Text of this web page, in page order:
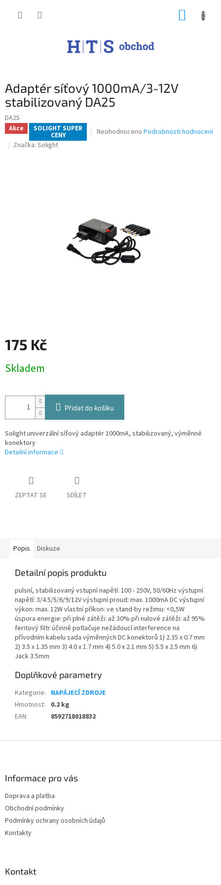
Adaptér síťový 1000mA/3-12V
stabilizovaný DA25
DA25
Akce SOLIGHT SUPER
CENY
Průměrné
Neohodnoceno Podrobnosti hodnocení
Značka: Solight
175 Kč
cena:
Skladem
Přidat do košíku
Solight univerzální síťový adaptér 1000mA, stabilizovaný, výměnné
konektory
Detailní informace
ZEPTAT SE SDÍLET
Popis Diskuze
Detailní popis produktu
pulsní, stabilizovaný vstupní napětí: 100 - 250V, 50/60Hz výstupní
napětí: 3/4.5/5/6/9/12V výstupní proud: max. 1000mA DC výstupní
výkon: max. 12W vlastní příkon: ve stand-by režimu: <0,5W
úspora energie: při plné zátěži: až 30% při nulové zátěži: až 95%
feritový filtr účinně potlačuje nežádoucí interference na
přívodním kabelu sada výměnných DC konektorů 1) 2.35 x 0.7 mm
2) 3.5 x 1.35 mm 3) 4.0 x 1.7 mm 4) 5.0 x 2.1 mm 5) 5.5 x 2.5 mm 6)
Jack 3.5mm
Doplňkové parametry
Kategorie: NAPÁJECÍ ZDROJE
Hmotnost:
0.2 kg
EAN: 8592718018832
Informace pro vás
Doprava a platba
Obchodní podmínky
Podmínky ochrany osobních údajů
Kontakty
Kontakt